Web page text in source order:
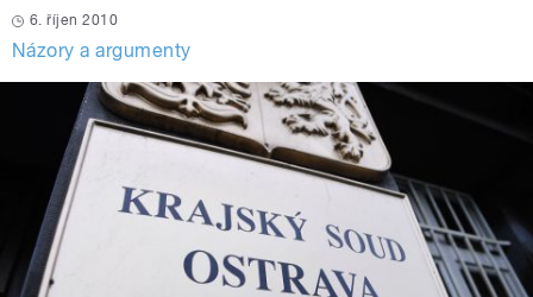
6. říjen 2010
Názory a argumenty